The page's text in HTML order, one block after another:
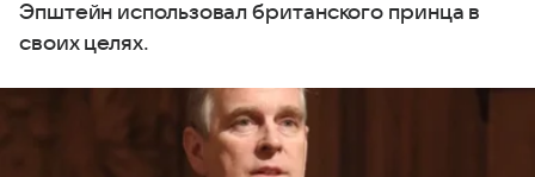
Эпштейн использовал британского принца в
своих целях.